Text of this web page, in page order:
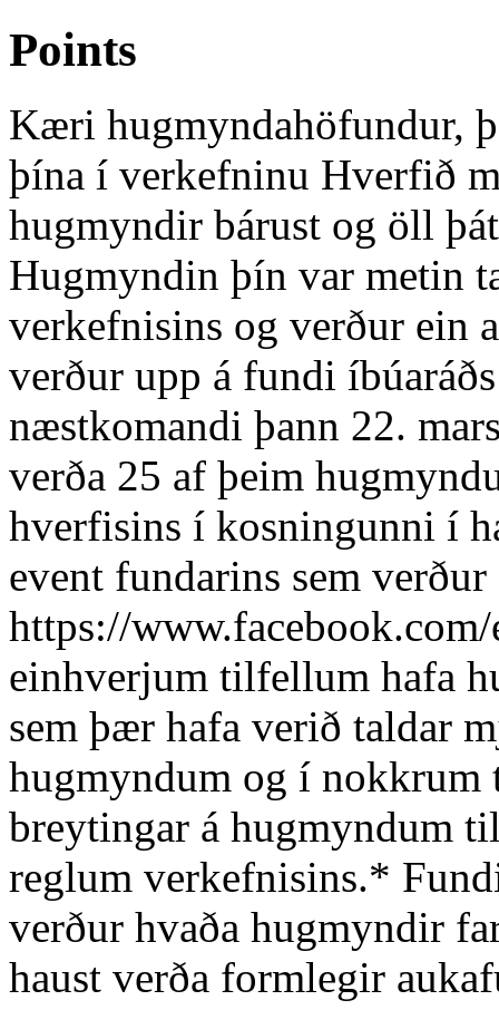
Points
Kæri hugmyndahöfundur,
þína í verkefninu Hverfið
hugmyndir bárust og öll
Hugmyndin þín var metin
verkefnisins og verður ein
verður upp á fundi
næstkomandi þann 22.
verða 25 af þeim
hverfisins í kosningunni í
event fundarins sem
https://
einhverjum tilfellum hafa
sem þær hafa verið taldar
hugmyndum og í
breytingar á hugmyndum
reglum verkefnisins.*
verður hvaða hugmyndir
haust verða formlegir